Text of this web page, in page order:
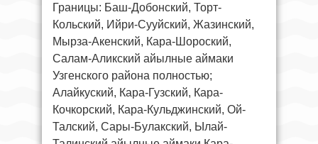
Границы: Баш-Добонский, Торт-
Кольский, Ийри-Сууйский, Жазинский,
Мырза-Акенский, Кара-Шороский,
Салам-Аликский айылные аймаки
Узгенского района полностью;
Алайкуский, Кара-Гузский, Кара-
Кочкорский, Кара-Кульджинский, Ой-
Талский, Сары-Булакский, Ылай-